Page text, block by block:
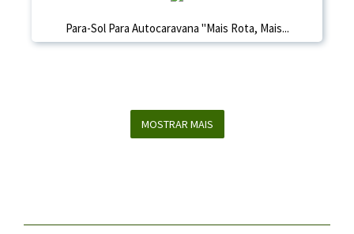
Para-Sol Para Autocaravana "Mais Rota, Mais...
MOSTRAR MAIS